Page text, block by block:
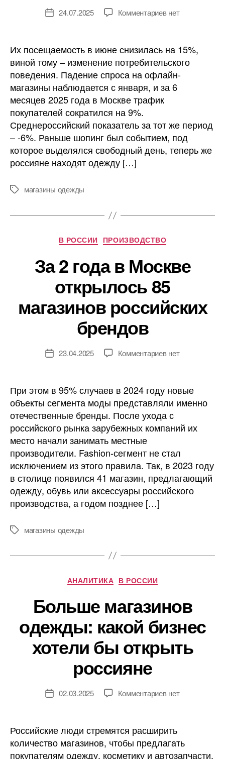
Дата24.07.2025 Комментариевк
московские
магазины
одежды
ходит
все
нет
Их посещаемость в июне снизилась на 15%,
виной тому – изменение потребительского
поведения. Падение спроса на офлайн-
магазины наблюдается с января, и за 6
месяцев 2025 года в Москве трафик
покупателей сократился на 9%.
Среднероссийский показатель за тот же период
– -6%. Раньше шопинг был событием, под
которое выделялся свободный день, теперь же
россияне находят одежду […]
Меткимагазины одежды
Рубрики
В РОССИИ ПРОИЗВОДСТВО
За 2 года в Москве
открылось 85
магазинов российских
брендов
Дата23.04.2025 Комментариевк
года
в
Москве
открылось
магазинов
российских
нет
При этом в 95% случаев в 2024 году новые
объекты сегмента моды представляли именно
отечественные бренды. После ухода с
российского рынка зарубежных компаний их
место начали занимать местные
производители. Fashion-сегмент не стал
исключением из этого правила. Так, в 2023 году
в столице появился 41 магазин, предлагающий
одежду, обувь или аксессуары российского
производства, а годом позднее […]
Меткимагазины одежды
Рубрики
АНАЛИТИКА В РОССИИ
Больше магазинов
одежды: какой бизнес
хотели бы открыть
россияне
Дата02.03.2025 Комментариевк
одежды:
какой
нет
Российские люди стремятся расширить
количество магазинов, чтобы предлагать
покупателям одежду, косметику и автозапчасти.